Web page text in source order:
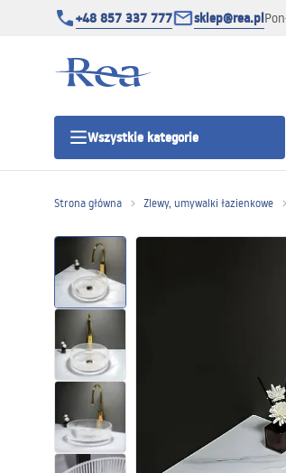
+48 857 337 777 sklep@rea.pl
Wszystkie kategorie
Kategorie produktowe
Kabiny prysznicowe
Drzwi prysznicowe
Brodziki prysznicowe
Odpływy liniowe
Toalety, ubikacje
Strona główna Zlewy, umywalki łazienkowe